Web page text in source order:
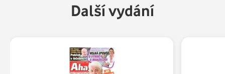
Další vydání